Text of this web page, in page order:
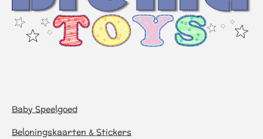
Baby Speelgoed
Beloningskaarten & Stickers